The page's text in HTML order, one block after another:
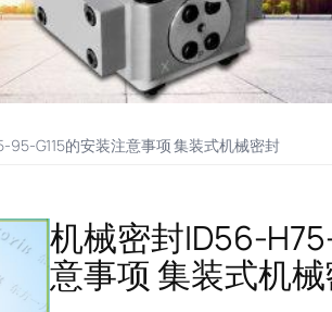
95-G115的安装注意事项 集装式机械密封
机械密封ID56-
意事项 集装式机